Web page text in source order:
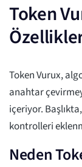
Token
Token Vurux,
anahtar
içeriyor.
kontrolleri
Neden